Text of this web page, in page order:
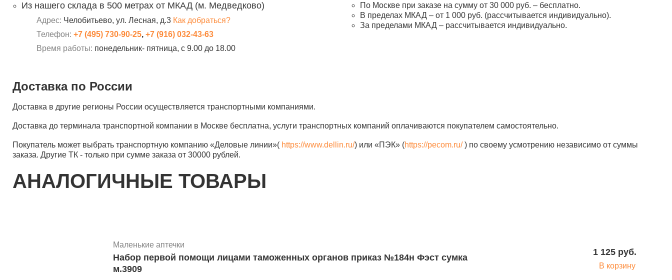
Из нашего склада в 500 метрах от МКАД (м. Медведково)
Адрес: Челобитьево, ул. Лесная, д.3 Как добраться?
Телефон: +7 (495) 730-90-25, +7 (916) 032-43-63
Время работы: понедельник- пятница, с 9.00 до 18.00
По Москве при заказе на сумму от 30 000 руб. – бесплатно.
В пределах МКАД – от 1 000 руб. (рассчитывается индивидуально).
За пределами МКАД – рассчитывается индивидуально.
Доставка по России
Доставка в другие регионы России осуществляется транспортными компаниями.
Доставка до терминала транспортной компании в Москве бесплатна, услуги транспортных компаний оплачиваются покупателем самостоятельно.
Покупатель может выбрать транспортную компанию «Деловые линии»( https://www.dellin.ru/) или «ПЭК» (https://pecom.ru/) по своему усмотрению независимо от суммы
заказа. Другие ТК - только при сумме заказа от 30000 рублей.
АНАЛОГИЧНЫЕ ТОВАРЫ
Маленькие аптечки
Набор первой помощи лицами таможенных органов приказ №184н Фэст сумка
м.3909
1 125 руб.
В корзину